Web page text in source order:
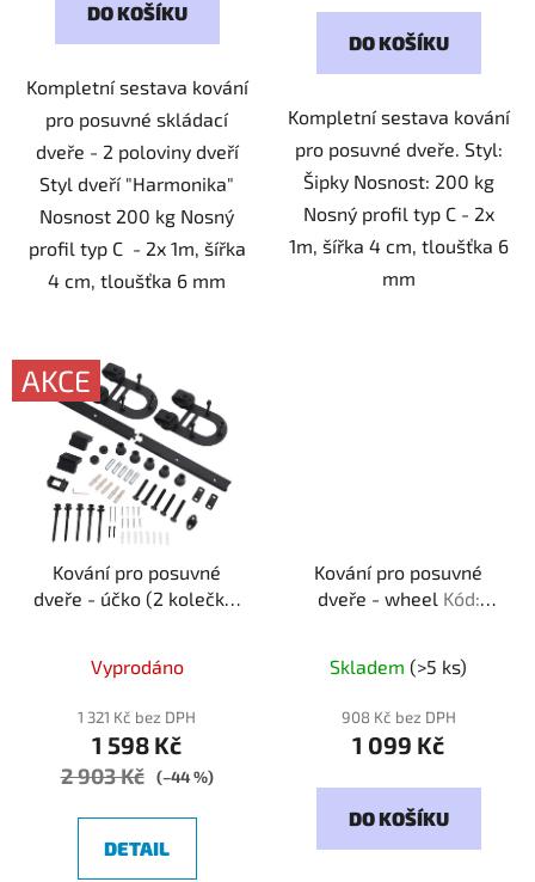
DO KOŠÍKU
Kompletní sestava kování
pro posuvné skládací
dveře - 2 poloviny dveří
Styl dveří "Harmonika"
Nosnost 200 kg Nosný
profil typ C - 2x 1m, šířka
4 cm, tloušťka 6 mm
DO KOŠÍKU
Kompletní sestava kování
pro posuvné dveře. Styl:
Šipky Nosnost: 200 kg
Nosný profil typ C - 2x
1m, šířka 4 cm, tloušťka 6
mm
AKCE
Kování pro posuvné
dveře - účko (2 kolečka)
Vyprodáno
1 321 Kč bez DPH
1 598 Kč
2 903 Kč (–44 %)
DETAIL
Kování pro posuvné
dveře - wheel Kód:
Skladem (>5 ks)
908 Kč bez DPH
1 099 Kč
DO KOŠÍKU